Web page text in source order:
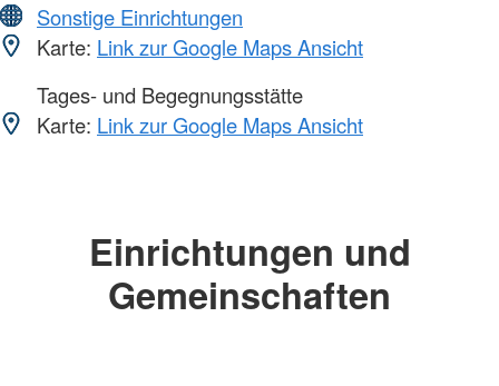
Sonstige Einrichtungen
Karte: Link zur Google Maps Ansicht
Tages- und Begegnungsstätte
Karte: Link zur Google Maps Ansicht
Einrichtungen und
Gemeinschaften